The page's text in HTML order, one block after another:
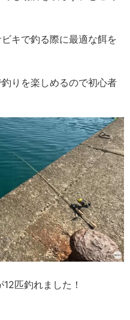
キで釣る際に最適な餌を
りを楽しめるので初心者
匹釣れました！